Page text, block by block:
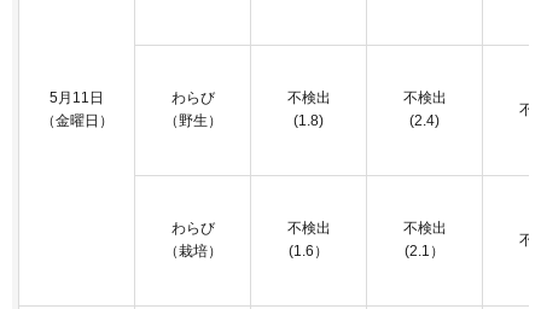
5月11日
（金曜日）
わらび
（野生）
不検出
(1.8)
不検出
(2.4)
不
わらび
（栽培）
不検出
(1.6）
不検出
(2.1）
不